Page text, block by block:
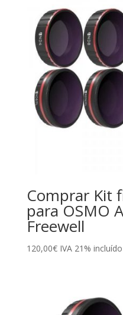
Comprar Kit
para OSMO
Freewell
120,00€ IVA 21% incluído